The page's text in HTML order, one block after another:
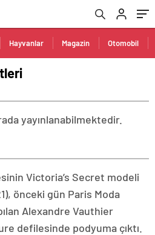
Hayvanlar Magazin Otomobil
yayınlanabilmektedir.
Victoria’s Secret modeli
önceki gün Paris Moda
Alexandre Vauthier
defilesinde podyuma çıktı.